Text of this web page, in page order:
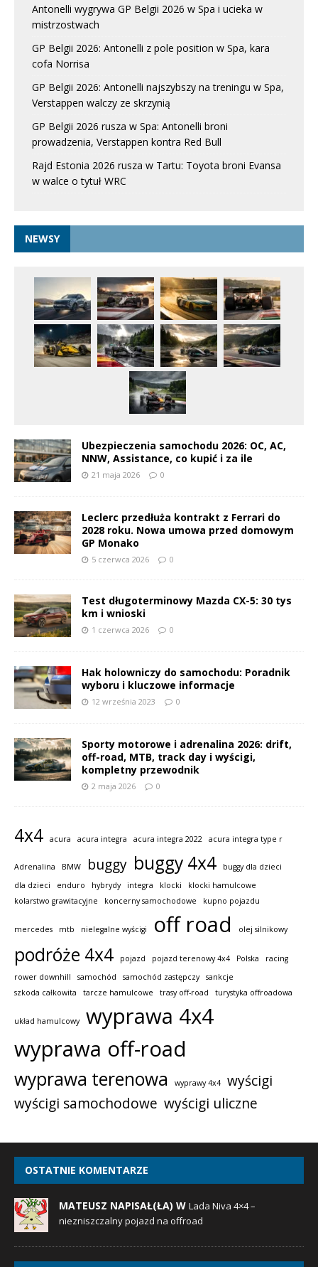
Antonelli wygrywa GP Belgii 2026 w Spa i ucieka w
mistrzostwach
GP Belgii 2026: Antonelli z pole position w Spa, kara
cofa Norrisa
GP Belgii 2026: Antonelli najszybszy na treningu w Spa,
Verstappen walczy ze skrzynią
GP Belgii 2026 rusza w Spa: Antonelli broni
prowadzenia, Verstappen kontra Red Bull
Rajd Estonia 2026 rusza w Tartu: Toyota broni Evansa
w walce o tytuł WRC
NEWSY
Ubezpieczenia samochodu 2026: OC, AC,
NNW, Assistance, co kupić i za ile
21 maja 2026 0
Leclerc przedłuża kontrakt z Ferrari do
2028 roku. Nowa umowa przed domowym
GP Monako
5 czerwca 2026 0
Test długoterminowy Mazda CX-5: 30 tys
km i wnioski
1 czerwca 2026 0
Hak holowniczy do samochodu: Poradnik
wyboru i kluczowe informacje
12 września 2023 0
Sporty motorowe i adrenalina 2026: drift,
off-road, MTB, track day i wyścigi,
kompletny przewodnik
2 maja 2026 0
4x4 acura acura integra acura integra 2022 acura integra type r
Adrenalina BMW buggy buggy 4x4
buggy dla dzieci
dla dzieci
enduro hybrydy integra klocki
klocki hamulcowe
kolarstwo grawitacyjne
koncerny samochodowe kupno pojazdu
mercedes mtb nielegalne wyścigi off road olej silnikowy
podróże 4x4 pojazd pojazd terenowy 4x4 Polska
racing
rower downhill
samochód samochód zastępczy
sankcje
szkoda całkowita
tarcze hamulcowe trasy off-road turystyka offroadowa
układ hamulcowy
wyprawa 4x4
wyprawa off-road
wyprawa terenowa wyprawy 4x4
wyścigi
wyścigi samochodowe wyścigi uliczne
OSTATNIE KOMENTARZE
MATEUSZ NAPISAŁ(ŁA) W Lada Niva 4×4 –
niezniszczalny pojazd na offroad